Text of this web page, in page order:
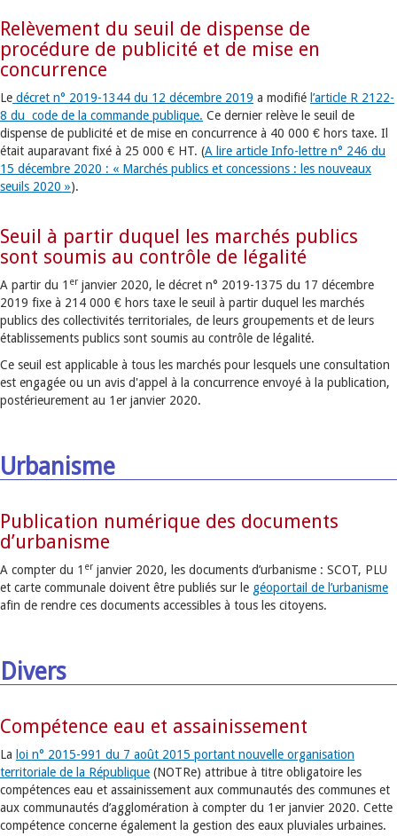
Relèvement du seuil de dispense de
procédure de publicité et de mise en
concurrence
Le décret n° 2019-1344 du 12 décembre 2019 a modifié l’article R 2122-
8 du code de la commande publique. Ce dernier relève le seuil de
dispense de publicité et de mise en concurrence à 40 000 € hors taxe. Il
était auparavant fixé à 25 000 € HT. (A lire article Info-lettre n° 246 du
15 décembre 2020 : « Marchés publics et concessions : les nouveaux
seuils 2020 »).
Seuil à partir duquel les marchés publics
sont soumis au contrôle de légalité
A partir du 1 er janvier 2020, le décret n° 2019-1375 du 17 décembre
2019 fixe à 214 000 € hors taxe le seuil à partir duquel les marchés
publics des collectivités territoriales, de leurs groupements et de leurs
établissements publics sont soumis au contrôle de légalité.
Ce seuil est applicable à tous les marchés pour lesquels une consultation
est engagée ou un avis d'appel à la concurrence envoyé à la publication,
postérieurement au 1er janvier 2020.
Urbanisme
Publication numérique des documents
d’urbanisme
A compter du 1 er janvier 2020, les documents d’urbanisme : SCOT, PLU
et carte communale doivent être publiés sur le géoportail de l’urbanisme
afin de rendre ces documents accessibles à tous les citoyens.
Divers
Compétence eau et assainissement
La loi n° 2015-991 du 7 août 2015 portant nouvelle organisation
territoriale de la République (NOTRe) attribue à titre obligatoire les
compétences eau et assainissement aux communautés des communes et
aux communautés d’agglomération à compter du 1er janvier 2020. Cette
compétence concerne également la gestion des eaux pluviales urbaines.